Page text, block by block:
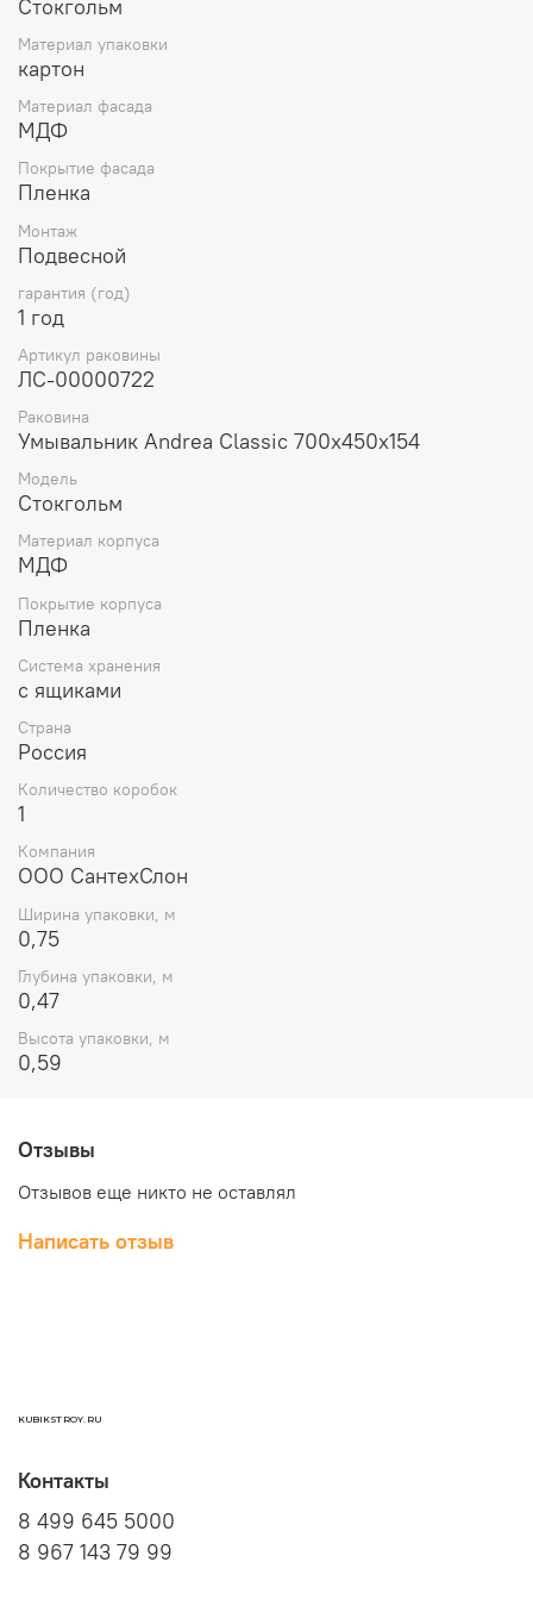
Инструкция.
Стокгольм
Материал упаковки
картон
Материал фасада
МДФ
Покрытие фасада
Пленка
Монтаж
Подвесной
гарантия (год)
1 год
Артикул раковины
ЛС-00000722
Раковина
Умывальник Andrea Classic 700x450x154
Модель
Стокгольм
Материал корпуса
МДФ
Покрытие корпуса
Пленка
Система хранения
с ящиками
Страна
Россия
Количество коробок
1
Компания
ООО СантехСлон
Ширина упаковки, м
0,75
Глубина упаковки, м
0,47
Высота упаковки, м
0,59
Отзывы
Отзывов еще никто не оставлял
Написать отзыв
KUBIKSTROY.RU
Контакты
8 499 645 5000
8 967 143 79 99